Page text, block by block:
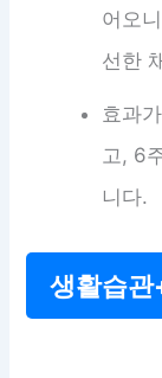
어오
선한
효과
고, 6
니다.
생활습관